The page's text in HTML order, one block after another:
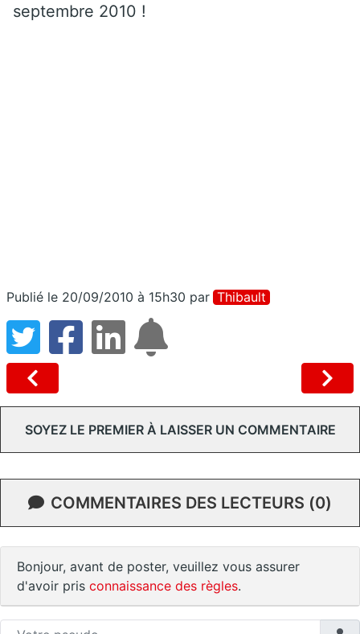
septembre 2010 !
Publié le 20/09/2010 à 15h30 par Thibault
SOYEZ LE PREMIER À LAISSER UN COMMENTAIRE
COMMENTAIRES DES LECTEURS (0)
Bonjour, avant de poster, veuillez vous assurer
d'avoir pris connaissance des règles.